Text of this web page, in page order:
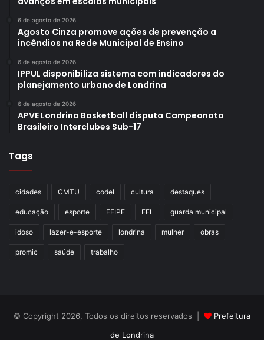
6 de agosto de 2026
Agosto Cinza promove ações de prevenção a
incêndios na Rede Municipal de Ensino
6 de agosto de 2026
IPPUL disponibiliza sistema com indicadores do
planejamento urbano de Londrina
6 de agosto de 2026
APVE Londrina Basketball disputa Campeonato
Brasileiro Interclubes Sub-17
Tags
cidades CMTU codel cultura destaques
educação esporte FEIPE FEL guarda municipal
idoso lazer-e-esporte londrina mulher obras
promic saúde trabalho
© Copyright 2026, Todos os direitos reservados |
Prefeitura
de Londrina